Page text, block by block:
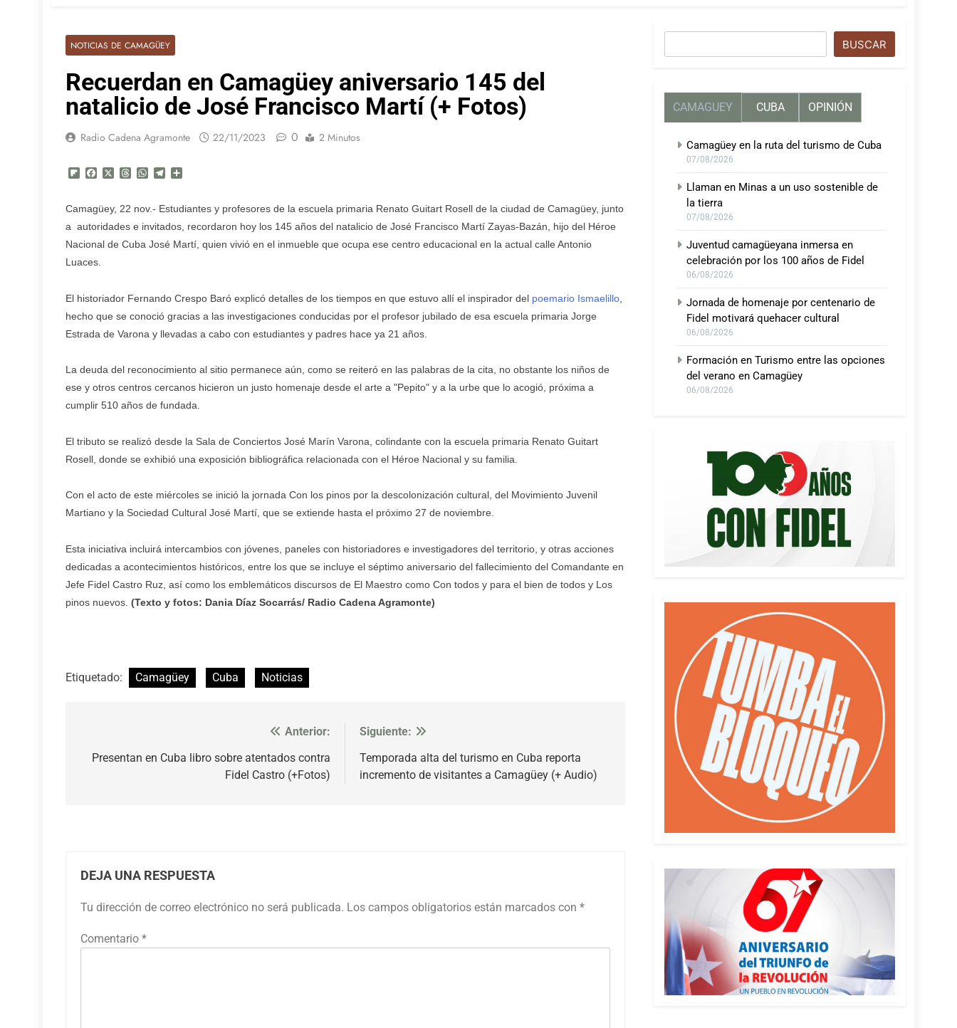
NOTICIAS DE CAMAGÜEY
Recuerdan en Camagüey aniversario 145 del
natalicio de José Francisco Martí (+ Fotos)
Radio Cadena Agramonte 22/11/2023 0 2 Minutos
Flipboard
FacebookThreadsWhatsApp
Telegram
Camagüey, 22 nov.- Estudiantes y profesores de la escuela primaria Renato Guitart Rosell de la ciudad de Camagüey, junto
a autoridades e invitados, recordaron hoy los 145 años del natalicio de José Francisco Martí Zayas-Bazán, hijo del Héroe
Nacional de Cuba José Martí, quien vivió en el inmueble que ocupa ese centro educacional en la actual calle Antonio
Luaces.
El historiador Fernando Crespo Baró explicó detalles de los tiempos en que estuvo allí el inspirador del poemario Ismaelillo
hecho que se conoció gracias a las investigaciones conducidas por el profesor jubilado de esa escuela primaria Jorge
Estrada de Varona y llevadas a cabo con estudiantes y padres hace ya 21 años.
La deuda del reconocimiento al sitio permanece aún, como se reiteró en las palabras de la cita, no obstante los niños de
ese y otros centros cercanos hicieron un justo homenaje desde el arte a "Pepito" y a la urbe que lo acogió, próxima a
cumplir 510 años de fundada.
El tributo se realizó desde la Sala de Conciertos José Marín Varona, colindante con la escuela primaria Renato Guitart
Rosell, donde se exhibió una exposición bibliográfica relacionada con el Héroe Nacional y su familia.
Con el acto de este miércoles se inició la jornada Con los pinos por la descolonización cultural, del Movimiento Juvenil
Martiano y la Sociedad Cultural José Martí, que se extiende hasta el próximo 27 de noviembre.
Esta iniciativa incluirá intercambios con jóvenes, paneles con historiadores e investigadores del territorio, y otras acciones
dedicadas a acontecimientos históricos, entre los que se incluye el séptimo aniversario del fallecimiento del Comandante en
Jefe Fidel Castro Ruz, así como los emblemáticos discursos de El Maestro como Con todos y para el bien de todos y Los
pinos nuevos. (Texto y fotos: Dania Díaz Socarrás/ Radio Cadena Agramonte)
Etiquetado: Camagüey Cuba Noticias
de
Anterior:
Presentan en Cuba libro sobre atentados contra
Fidel Castro (+Fotos)
Siguiente:
Temporada alta del turismo en Cuba reporta
incremento de visitantes a Camagüey (+ Audio)
DEJA UNA RESPUESTA
Tu dirección de correo electrónico no será publicada. Los campos obligatorios están marcados con *
Comentario *
BUSCAR
CAMAGUEY CUBA OPINIÓN
Camagüey en la ruta del turismo de Cuba
07/08/2026
Llaman en Minas a un uso sostenible de
la tierra
07/08/2026
Juventud camagüeyana inmersa en
celebración por los 100 años de Fidel
06/08/2026
Jornada de homenaje por centenario de
Fidel motivará quehacer cultural
06/08/2026
Formación en Turismo entre las opciones
del verano en Camagüey
06/08/2026